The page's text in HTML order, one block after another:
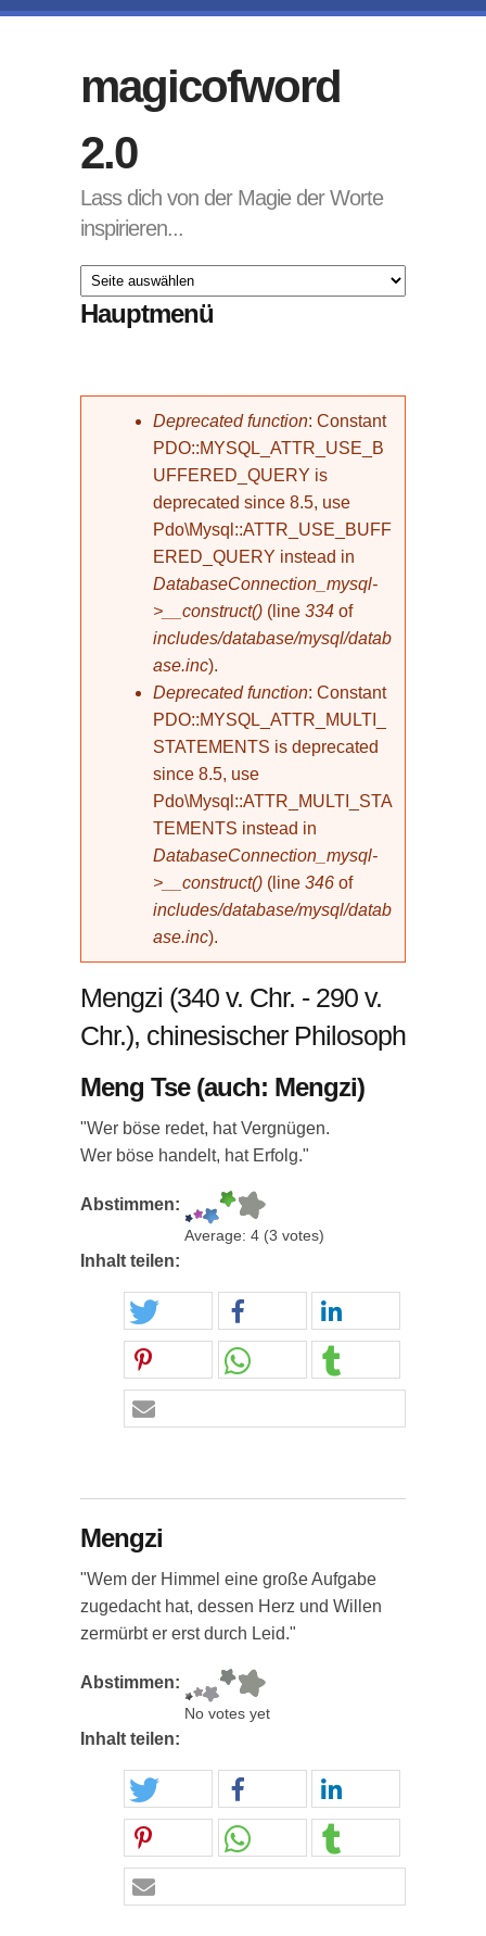
magicofword
2.0
Lass dich von der Magie der Worte
inspirieren...
Hauptmenü
Fehlermeldung
Deprecated function: Constant
PDO::MYSQL_ATTR_USE_B
UFFERED_QUERY is
deprecated since 8.5, use
Pdo\Mysql::ATTR_USE_BUFF
ERED_QUERY instead in
DatabaseConnection_mysql-
>__construct() (line 334 of
includes/database/mysql/datab
ase.inc).
Deprecated function: Constant
PDO::MYSQL_ATTR_MULTI_
STATEMENTS is deprecated
since 8.5, use
Pdo\Mysql::ATTR_MULTI_STA
TEMENTS instead in
DatabaseConnection_mysql-
>__construct() (line 346 of
includes/database/mysql/datab
ase.inc).
Mengzi (340 v. Chr. - 290 v.
Chr.), chinesischer Philosoph
Meng Tse (auch: Mengzi)
"Wer böse redet, hat Vergnügen.
Wer böse handelt, hat Erfolg."
Abstimmen:
Average: 4 (3 votes)
Inhalt teilen:
Mengzi
"Wem der Himmel eine große Aufgabe
zugedacht hat, dessen Herz und Willen
zermürbt er erst durch Leid."
Abstimmen:
No votes yet
Inhalt teilen: